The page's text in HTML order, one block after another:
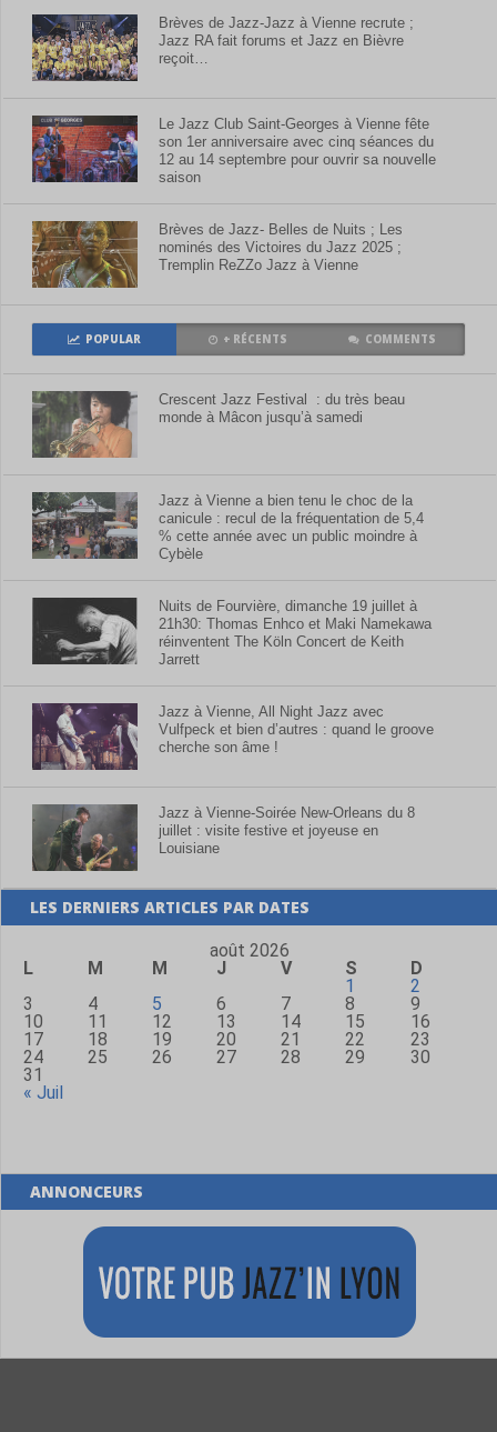
Brèves de Jazz-Jazz à Vienne recrute ;
Jazz RA fait forums et Jazz en Bièvre
reçoit…
Le Jazz Club Saint-Georges à Vienne fête
son 1er anniversaire avec cinq séances du
12 au 14 septembre pour ouvrir sa nouvelle
saison
Brèves de Jazz- Belles de Nuits ; Les
nominés des Victoires du Jazz 2025 ;
Tremplin ReZZo Jazz à Vienne
POPULAR + RÉCENTS COMMENTS
Crescent Jazz Festival : du très beau
monde à Mâcon jusqu’à samedi
Jazz à Vienne a bien tenu le choc de la
canicule : recul de la fréquentation de 5,4
% cette année avec un public moindre à
Cybèle
Nuits de Fourvière, dimanche 19 juillet à
21h30: Thomas Enhco et Maki Namekawa
réinventent The Köln Concert de Keith
Jarrett
Jazz à Vienne, All Night Jazz avec
Vulfpeck et bien d’autres : quand le groove
cherche son âme !
Jazz à Vienne-Soirée New-Orleans du 8
juillet : visite festive et joyeuse en
Louisiane
LES DERNIERS ARTICLES PAR DATES
août 2026
L
M M J V S
D
1
2
3
4 5 6 7 8
9
10
11 12 13 14 15
16
17
18 19 20 21 22
23
24
25 26 27 28 29
30
31
« Juil
ANNONCEURS